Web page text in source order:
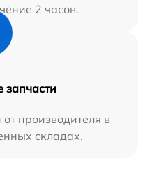
2 часов.
запчасти
производителя в
складах.